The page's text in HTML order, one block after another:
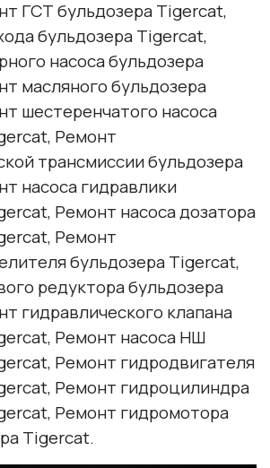
ГСТ бульдозера Tigercat,
бульдозера Tigercat,
насоса бульдозера
масляного бульдозера
шестеренчатого насоса
Ремонт
трансмиссии бульдозера
насоса гидравлики
Ремонт насоса дозатора
Ремонт
бульдозера Tigercat,
редуктора бульдозера
гидравлического клапана
Ремонт насоса НШ
Ремонт гидродвигателя
Ремонт гидроцилиндра
Ремонт гидромотора
Tigercat.